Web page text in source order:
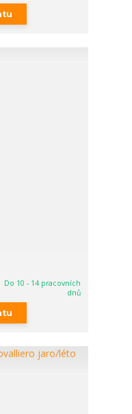
Do 10 - 14 pracovních
dnů